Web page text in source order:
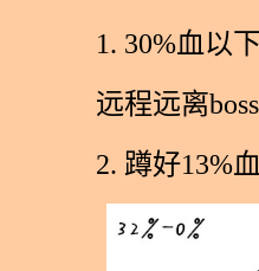
1. 30%血以下
远程远离
2. 蹲好13%血